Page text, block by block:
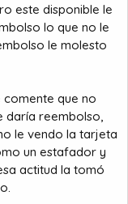
pero aun así
Paypal como la
el dinero, y se
recibe un pago
el pago como la
el pago? sin tener
que la
haber tenido el
que cogiera
este disponible le
lo que no le
le molesto
que no
daría reembolso,
le vendo la tarjeta
un estafador y
actitud la tomó